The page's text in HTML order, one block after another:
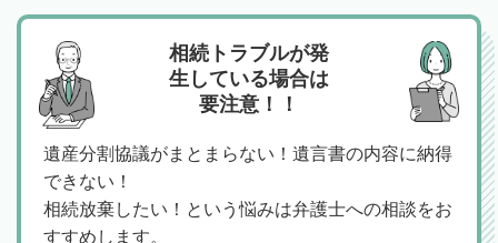
相続トラブルが発
生している場合は
要注意！！
遺産分割協議がまとまらない！遺言書の内容に納得
できない！
相続放棄したい！という悩みは弁護士への相談をお
すすめします。